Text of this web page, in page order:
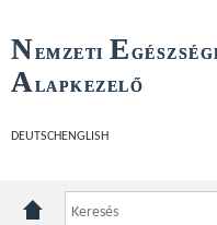
NEMZETI E
ALAPKEZELŐ
DEUTSCH ENGLISH